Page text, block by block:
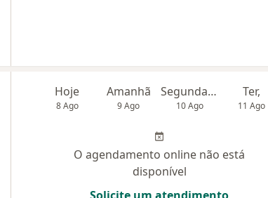
Hoje
8 Ago
Amanhã
9 Ago
Segunda-feira
10 Ago
Ter,
11 Ago
O agendamento online não está
disponível